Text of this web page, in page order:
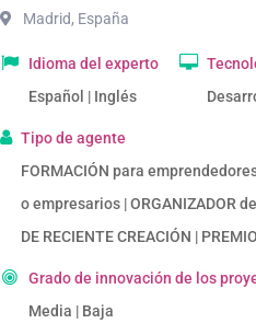
Madrid, España
Idioma del experto
Español | Inglés
Tipo de agente
FORMACIÓN para
o empresarios | ORGANIZADOR
DE RECIENTE CREACIÓN |
Grado de innovación de los
Media | Baja